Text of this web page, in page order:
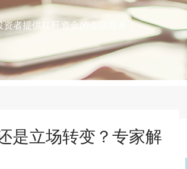
者提供杠杆资金的金融服务！
是立场转变？专家解